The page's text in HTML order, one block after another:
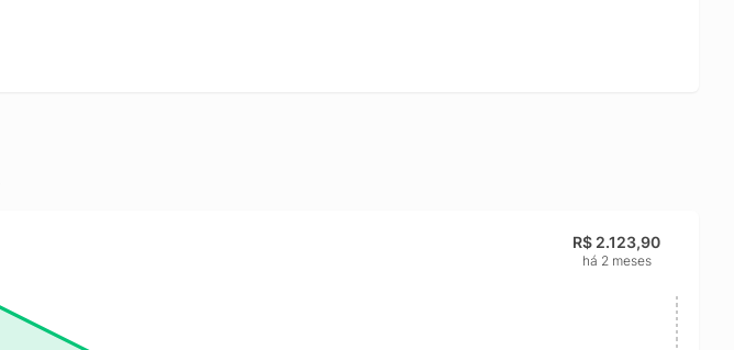
R$ 2.123,90
há 2 meses